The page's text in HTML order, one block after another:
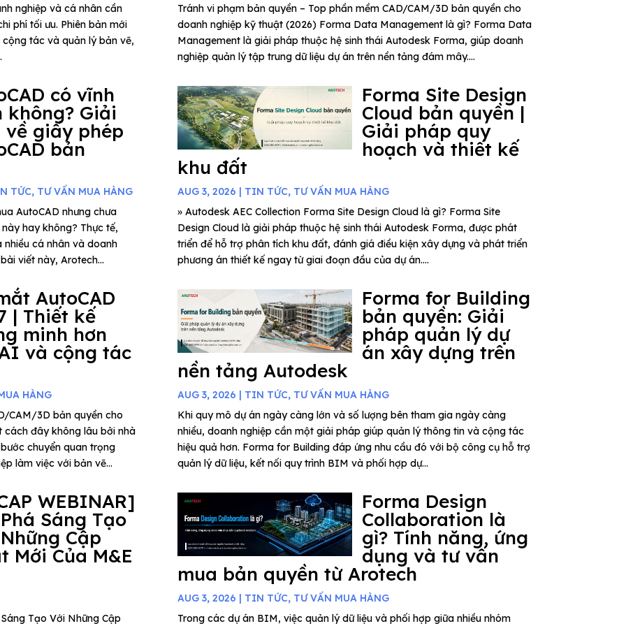
nghiệp và cá nhân cần
phí tối ưu. Phiên bản mới
tác và quản lý bản vẽ,
có vĩnh
không? Giải
về giấy phép
bản
TỨC, TƯ VẤN MUA HÀNG
AutoCAD nhưng chưa
hay không? Thực tế,
cá nhân và doanh
viết này, Arotech...
AutoCAD
| Thiết kế
minh hơn
và cộng tác
HÀNG
CAM/3D bản quyền cho
đây không lâu bởi nhà
chuyển quan trọng
làm việc với bản vẽ...
WEBINAR]
Sáng Tạo
Cập
Mới Của M&E
Tạo Với Những Cập
Tránh vi phạm bản quyền – Top phần mềm CAD/CAM/3D bản quyền cho
doanh nghiệp kỹ thuật (2026) Forma Data Management là gì? Forma Data
Management là giải pháp thuộc hệ sinh thái Autodesk Forma, giúp doanh
nghiệp quản lý tập trung dữ liệu dự án trên nền tảng đám mây....
Forma Site Design
Cloud bản quyền |
Giải pháp quy
hoạch và thiết kế
khu đất
AUG 3, 2026 | TIN TỨC, TƯ VẤN MUA HÀNG
» Autodesk AEC Collection Forma Site Design Cloud là gì? Forma Site
Design Cloud là giải pháp thuộc hệ sinh thái Autodesk Forma, được phát
triển để hỗ trợ phân tích khu đất, đánh giá điều kiện xây dựng và phát triển
phương án thiết kế ngay từ giai đoạn đầu của dự án....
Forma for Building
bản quyền: Giải
pháp quản lý dự
án xây dựng trên
nền tảng Autodesk
AUG 3, 2026 | TIN TỨC, TƯ VẤN MUA HÀNG
Khi quy mô dự án ngày càng lớn và số lượng bên tham gia ngày càng
nhiều, doanh nghiệp cần một giải pháp giúp quản lý thông tin và cộng tác
hiệu quả hơn. Forma for Building đáp ứng nhu cầu đó với bộ công cụ hỗ trợ
quản lý dữ liệu, kết nối quy trình BIM và phối hợp dự...
Forma Design
Collaboration là
gì? Tính năng, ứng
dụng và tư vấn
mua bản quyền từ Arotech
AUG 3, 2026 | TIN TỨC, TƯ VẤN MUA HÀNG
Trong các dự án BIM, việc quản lý dữ liệu và phối hợp giữa nhiều nhóm